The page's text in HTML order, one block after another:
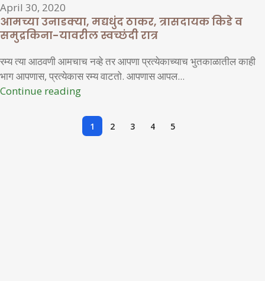
April 30, 2020
आमच्या उनाडक्या, मद्यधुंद ठाकर, त्रासदायक किडे व
समुद्रकिना-यावरील स्वच्छंदी रात्र
रम्य त्या आठवणी आमचाच नव्हे तर आपणा प्रत्येकाच्याच भुतकाळातील काही
भाग आपणास, प्रत्येकास रम्य वाटतो. आपणास आपल...
Continue reading
1 2 3 4 5